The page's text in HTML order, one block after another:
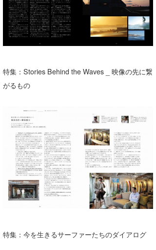
特集：Stories Behind the Waves _ 映像の先に繋
がるもの
特集：今を⽣きるサーファーたちのダイアログ